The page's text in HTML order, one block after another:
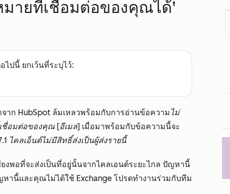
มายที่เชื่อมต่อของคุณได้'
ไปนี้ ยกเว้นที่ระบุไว้:
าก HubSpot ล้มเหลวพร้อมกับการอ่านข้อความ ไม่
ชื่อมต่อของคุณ [อีเมล] เมื่อมาพร้อมกับข้อความนี้จะ
ไคลเอ็นต์ไม่มีสิทธิ์ส่งเป็นผู้ส่งรายนี้
งพอที่จะส่งเป็นที่อยู่นั้นจากไคลเอนต์ระยะไกล ปัญหานี้
านี้และคุณไม่ได้ใช้ Exchange โปรดทำงานร่วมกับทีม